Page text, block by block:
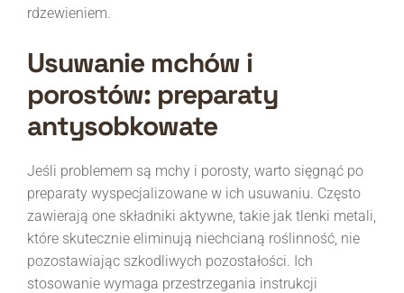
rdzewieniem.
Usuwanie mchów i
porostów: preparaty
antysobkowate
Jeśli problemem są mchy i porosty, warto sięgnąć po
preparaty wyspecjalizowane w ich usuwaniu. Często
zawierają one składniki aktywne, takie jak tlenki metali,
które skutecznie eliminują niechcianą roślinność, nie
pozostawiając szkodliwych pozostałości. Ich
stosowanie wymaga przestrzegania instrukcji